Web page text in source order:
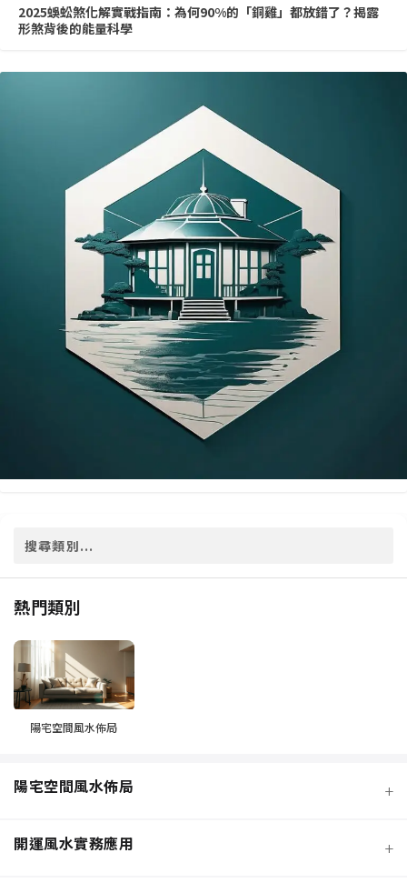
2025蜈蚣煞化解實戰指南：為何90%的「銅雞」都放錯了？揭露
形煞背後的能量科學
熱門類別
陽宅空間風水佈局
陽宅空間風水佈局 +
開運風水實務應用 +